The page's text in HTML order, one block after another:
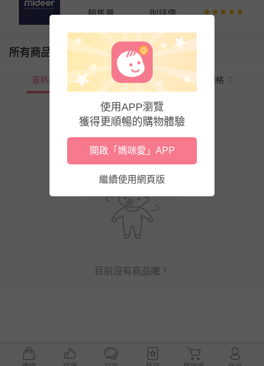
銷售量 則評價
所有商品
最熱銷 新上市 價格
目前沒有商品喔！
使用APP瀏覽
獲得更順暢的購物體驗
開啟「媽咪愛」APP
繼續使用網頁版